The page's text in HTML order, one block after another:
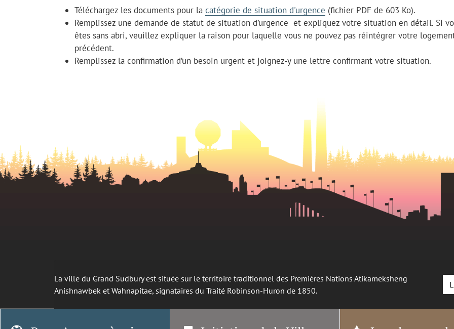
Téléchargez les documents pour la catégorie de situation d'urgence (fichier PDF de 603 Ko).
Remplissez une demande de statut de situation d’urgence et expliquez votre situation en détail. Si
êtes sans abri, veuillez expliquer la raison pour laquelle vous ne pouvez pas réintégrer votre
précédent.
Remplissez la confirmation d’un besoin urgent et joignez-y une lettre confirmant votre situation.
La ville du Grand Sudbury est située sur le territoire traditionnel des Premières Nations Atikameksheng
Anishnawbek et Wahnapitae, signataires du Traité Robinson-Huron de 1850.